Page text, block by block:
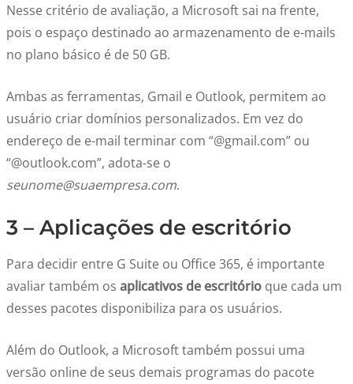
Nesse critério de avaliação, a Microsoft sai na frente,
pois o espaço destinado ao armazenamento de e-mails
no plano básico é de 50 GB.
Ambas as ferramentas, Gmail e Outlook, permitem ao
usuário criar domínios personalizados. Em vez do
endereço de e-mail terminar com “@gmail.com” ou
“@outlook.com”, adota-se o
seunome@suaempresa.com.
3 – Aplicações de escritório
Para decidir entre G Suite ou Office 365, é importante
avaliar também os aplicativos de escritório que cada um
desses pacotes disponibiliza para os usuários.
Além do Outlook, a Microsoft também possui uma
versão online de seus demais programas do pacote